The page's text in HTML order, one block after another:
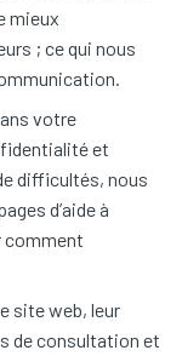
mieux
; ce qui nous
votre
et
difficultés, nous
d’aide à
comment
site web, leur
de consultation et